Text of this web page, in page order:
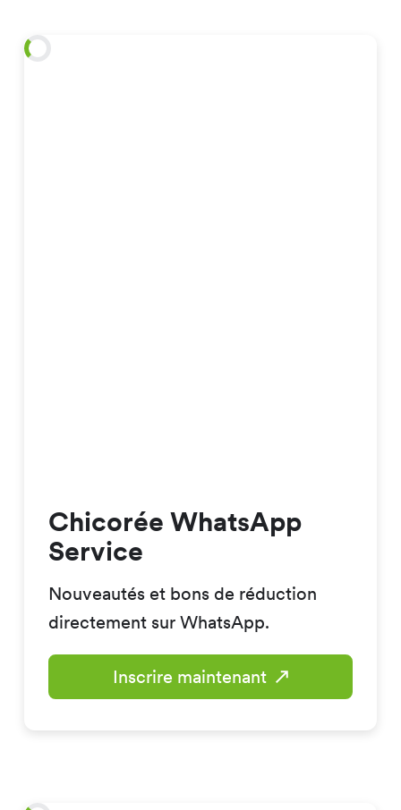
Chicorée WhatsApp
Service
Nouveautés et bons de réduction
directement sur WhatsApp.
Inscrire maintenant